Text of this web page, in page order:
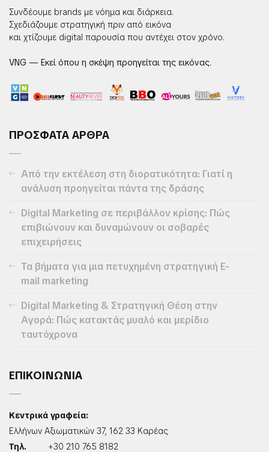
Συνδέουμε brands με νόημα και διάρκεια.
Σχεδιάζουμε στρατηγική πριν από εικόνα
και χτίζουμε digital παρουσία που αντέχει στον χρόνο.
VNG — Εκεί όπου η σκέψη προηγείται της εικόνας.
ΠΡΟΣΦΑΤΑ ΑΡΘΡΑ
Από την εκτέλεση στη διορατικότητα: Γιατί η
ανάλυση προηγείται πάντα της δράσης
Digital Marketing σε περιβάλλον κρίσης: Πώς
επιβιώνουν και δυναμώνουν οι σοβαρές
επιχειρήσεις
Τα βήματα για μια πετυχημένη στρατηγική E-
mail marketing
Digital Marketing & Στρατηγική Θέση στην
Αγορά: Πώς κατακτάς μυαλό και μερίδιο
ταυτόχρονα
ΕΠΙΚΟΙΝΩΝΙΑ
Κεντρικά γραφεία:
Ελλήνων Αξιωματικών 37, 162 33 Καρέας
Τηλ.
+30 210 765 8182